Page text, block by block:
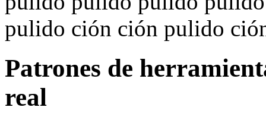
pulido ción ción pulido
Patrones de
real